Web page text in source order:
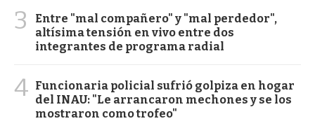
3
Entre "mal compañero" y "mal perdedor",
altísima tensión en vivo entre dos
integrantes de programa radial
4 Funcionaria policial sufrió golpiza en hogar
del INAU: "Le arrancaron mechones y se los
mostraron como trofeo"